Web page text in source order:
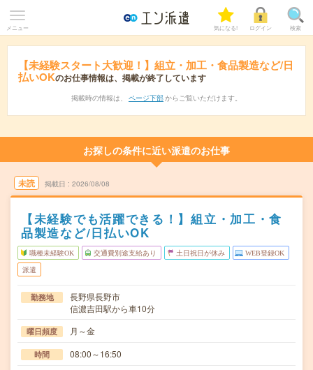
メニュー 気になる! ログイン 検索
【未経験スタート大歓迎！】組立・加工・食品製造など/日
払いOKのお仕事情報は、掲載が終了しています
掲載時の情報は、 ページ下部 からご覧いただけます。
お探しの条件に近い派遣のお仕事
未読 掲載日 2026/08/08
【未経験でも活躍できる！】組立・加工・食
品製造など/日払いOK
職種未経験OK 交通費別途支給あり 土日祝日が休み WEB登録OK
派遣
勤務地
長野県長野市
信濃吉田駅から車10分
曜日頻度 月～金
時間 08:00～16:50